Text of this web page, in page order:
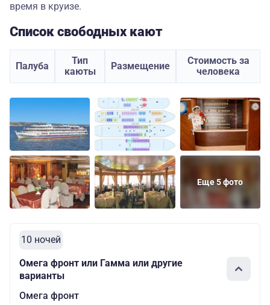
время в круизе.
Список свободных кают
Палуба
Тип
каюты
Размещение
Стоимость за
человека
Еще 5 фото
10 ночей
Омега фронт или Гамма или другие
варианты
Омега фронт